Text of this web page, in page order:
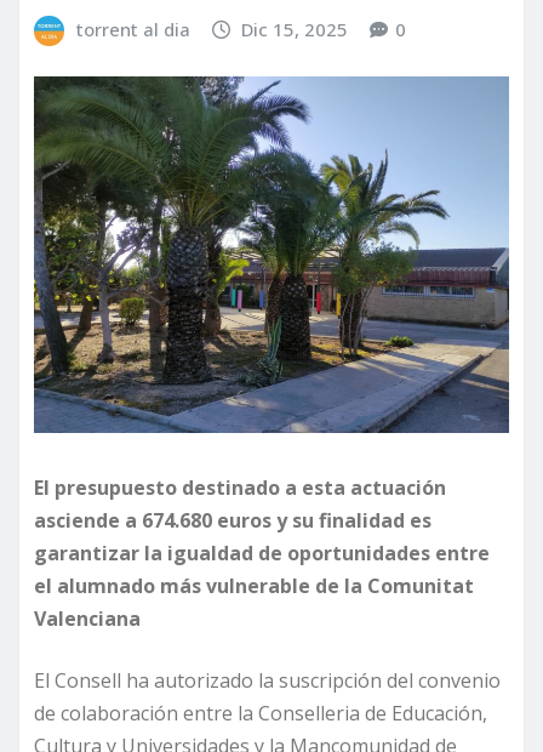
torrent al dia Dic 15, 2025 0
El presupuesto destinado a esta actuación
asciende a 674.680 euros y su finalidad es
garantizar la igualdad de oportunidades entre
el alumnado más vulnerable de la Comunitat
Valenciana
El Consell ha autorizado la suscripción del convenio
de colaboración entre la Conselleria de Educación,
Cultura y Universidades y la Mancomunidad de